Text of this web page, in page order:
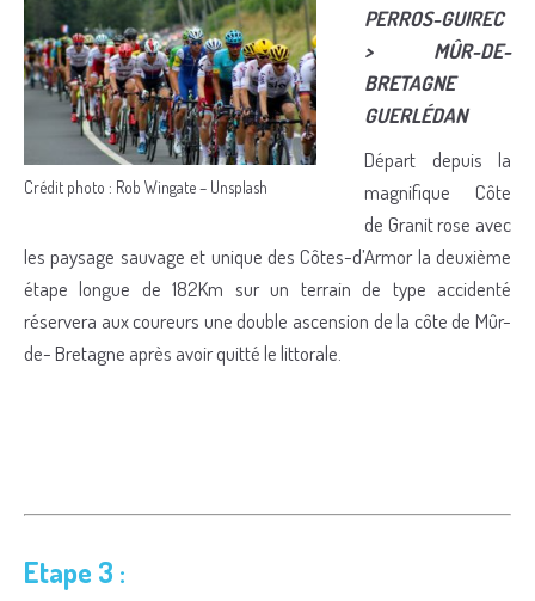
Crédit photo : Rob Wingate – Unsplash
PERROS-GUIREC
> MÛR-DE-
BRETAGNE
GUERLÉDAN
Départ depuis la
magnifique Côte
de Granit rose avec
les paysage sauvage et unique des Côtes-d’Armor la deuxième
étape longue de 182Km sur un terrain de type accidenté
réservera aux coureurs une double ascension de la côte de Mûr-
de- Bretagne après avoir quitté le littorale.
Etape 3 :